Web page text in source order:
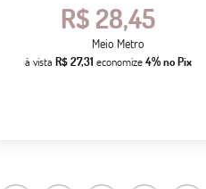
R$ 28,45
Meio Metro
à vista R$ 27,31 economize4% no Pix